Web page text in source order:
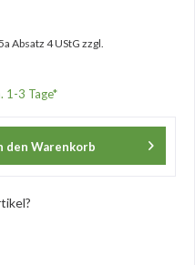
Absatz 4 UStG zzgl.
1-3 Tage*
den Warenkorb